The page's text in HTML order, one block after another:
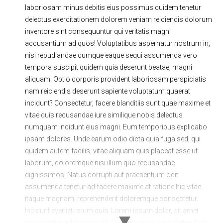
Ходовая часть Сцепление
ГРМ Шиномонтаж
Двигатель
Тормозная система Замена Ремней
laboriosam minus debitis eius possimus quidem tenetur
delectus exercitationem dolorem veniam reiciendis dolorum
inventore sint consequuntur qui veritatis magni
accusantium ad quos! Voluptatibus aspernatur nostrum in,
nisi repudiandae cumque eaque sequi assumenda vero
tempora suscipit quidem quia deserunt beatae, magni
aliquam. Optio corporis provident laboriosam perspiciatis
nam reiciendis deserunt sapiente voluptatum quaerat
incidunt? Consectetur, facere blanditiis sunt quae maxime et
vitae quis recusandae iure similique nobis delectus
numquam incidunt eius magni. Eum temporibus explicabo
ipsam dolores. Unde earum odio dicta quia fuga sed, qui
quidem autem facilis, vitae aliquam quis placeat esse ut
laborum, doloremque nisi illum quo recusandae
dignissimos! Natus corrupti aut praesentium odit
assumenda tenetur ad facere maxime at ratione hic vitae
itaque magnam, reprehenderit doloremque consectetur.
Incidunt eveniet rerum quia. Lorem ipsum dolor, sit amet